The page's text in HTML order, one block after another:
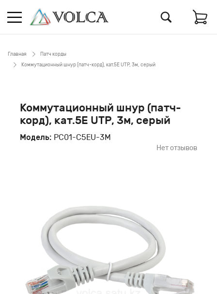
Главная
Патч корды
Коммутационный шнур (патч-корд), кат.5Е UTP, 3м, серый
Коммутационный шнур (патч-
корд), кат.5Е UTP, 3м, серый
Модель: PC01-C5EU-3M
Нет отзывов